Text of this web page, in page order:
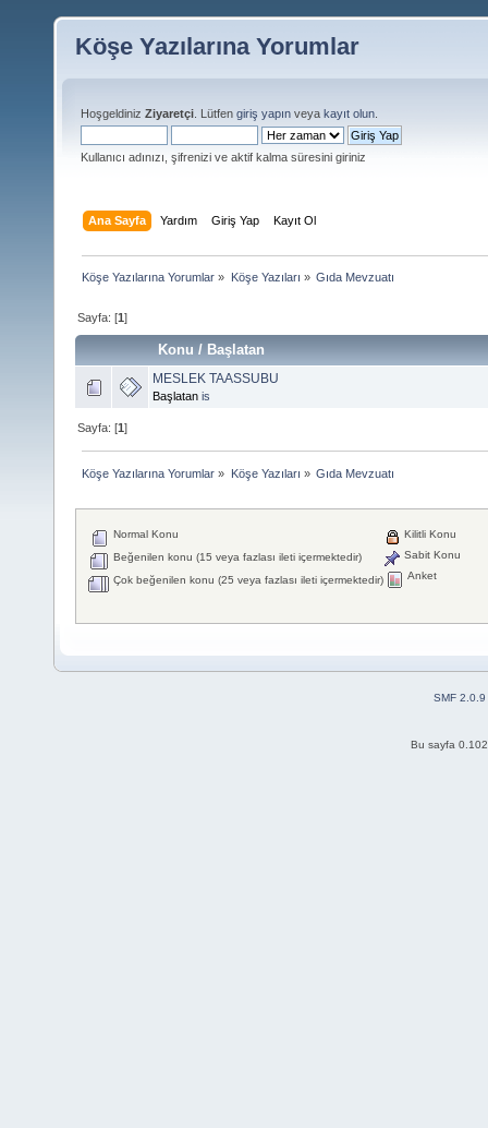
Köşe Yazılarına Yorumlar
Hoşgeldiniz Ziyaretçi . Lütfen giriş yapın veya kayıt olun
Kullanıcı adınızı, şifrenizi ve aktif kalma süresini giriniz
Ana Sayfa Yardım Giriş Yap Kayıt Ol
Köşe Yazılarına Yorumlar » Köşe Yazıları » Gıda Mevzuatı
Sayfa: [1]
Konu /Başlatan
MESLEK TAASSUBU
Başlatan is
Sayfa: [1]
Köşe Yazılarına Yorumlar » Köşe Yazıları » Gıda Mevzuatı
Normal Konu
Beğenilen konu (15 veya fazlası ileti içermektedir)
Çok beğenilen konu (25 veya fazlası ileti içermektedir)
Kilitli Konu
Sabit Konu
Anket
SMF 2.0.9
Bu sayfa